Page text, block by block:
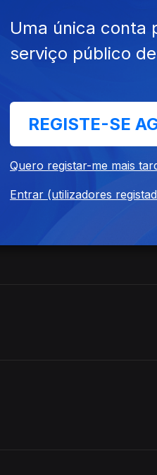
Uma única conta
serviço público
REGISTE-SE
Quero registar-me mais
Entrar (utilizadores